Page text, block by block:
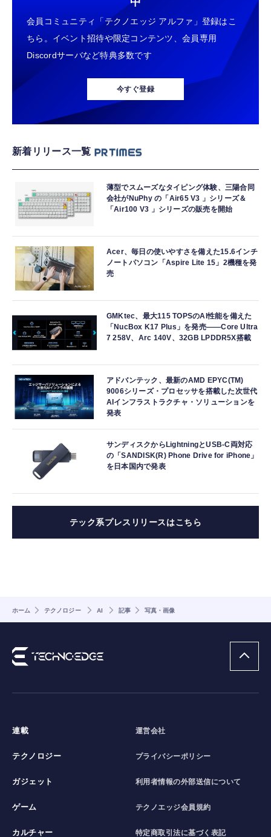
会員コミュニティ「テクノエッジ アルファ」登録はこ
ちら。イベント招待や限定コンテンツ、会員専用
Discordサーバなど特典多数です
今すぐ登録
新着リリース一覧
薄型でスムーズなタイピング体験、三陽合同
会社がNuPhy の「Air65 V3 」シリーズ＆
「Air100 V3 」シリーズの販売を開始
Acer、毎日の使いやすさを備えた15.6インチ
ノートパソコン「Aspire Lite 15」2機種を発
売
GMKtec、最大115 TOPSのAI性能を備えた
「NucBox K17 Plus」を発売――Core Ultra
7 258V、Arc 140V、32GB LPDDR5X搭載
アドバンテック、最新のAMD EPYC(TM)
9006シリーズ・プロセッサを搭載した次世代
AIインフラストラクチャ・ソリューションを
発表
サンディスクからLightningとUSB-C両対応
の「SANDISK(R) Phone Drive for iPhone」
を日本国内で発表
テック系プレスリリースはこちら
ホーム テクノロジー AI 記事 写真・画像
連載
テクノロジー
ガジェット
ゲーム
カルチャー
運営会社
プライバシーポリシー
利用者情報の外部送信について
テクノエッジ会員規約
特定商取引法に基づく表記